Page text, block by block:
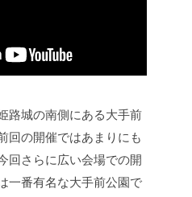
路城の南側にある大手前
回の開催ではあまりにも
回さらに広い会場での開
一番有名な大手前公園で